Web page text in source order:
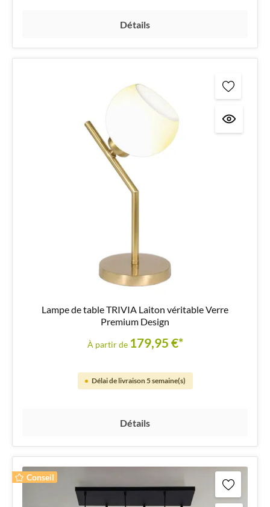
Détails
Lampe de table TRIVIA Laiton véritable Verre
Premium Design
À partir de 179,95 €*
Délai de livraison 5 semaine(s)
Détails
Conseil